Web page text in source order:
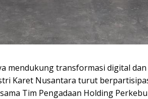
mendukung transformasi digital
Karet Nusantara turut
Tim Pengadaan Holding